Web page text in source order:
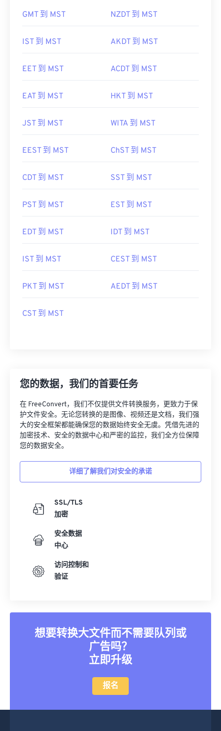
GMT 到 MST NZDT 到 MST
IST 到 MST AKDT 到 MST
EET 到 MST ACDT 到 MST
EAT 到 MST HKT 到 MST
JST 到 MST WITA 到 MST
EEST 到 MST ChST 到 MST
CDT 到 MST SST 到 MST
PST 到 MST EST 到 MST
EDT 到 MST IDT 到 MST
IST 到 MST CEST 到 MST
PKT 到 MST AEDT 到 MST
CST 到 MST
您的数据，我们的首要任务
在 FreeConvert，我们不仅提供文件转换服务，更致力于保
护文件安全。无论您转换的是图像、视频还是文档，我们强
大的安全框架都能确保您的数据始终安全无虞。凭借先进的
加密技术、安全的数据中心和严密的监控，我们全方位保障
您的数据安全。
详细了解我们对安全的承诺
SSL/TLS
加密
安全数据
中心
访问控制和
验证
想要转换大文件而不需要队列或
广告吗？
立即升级
报名